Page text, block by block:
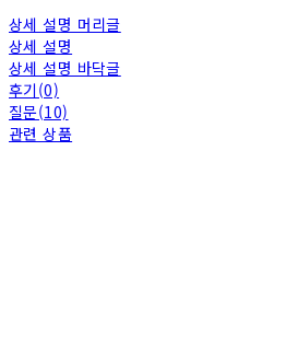
상세 설명 머리글
상세 설명
상세 설명 바닥글
후기(0)
질문(10)
관련 상품